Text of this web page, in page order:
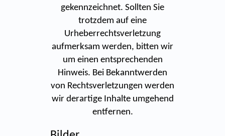
gekennzeichnet. Sollten Sie
trotzdem auf eine
Urheberrechtsverletzung
aufmerksam werden, bitten wir
um einen entsprechenden
Hinweis. Bei Bekanntwerden
von Rechtsverletzungen werden
wir derartige Inhalte umgehend
entfernen.